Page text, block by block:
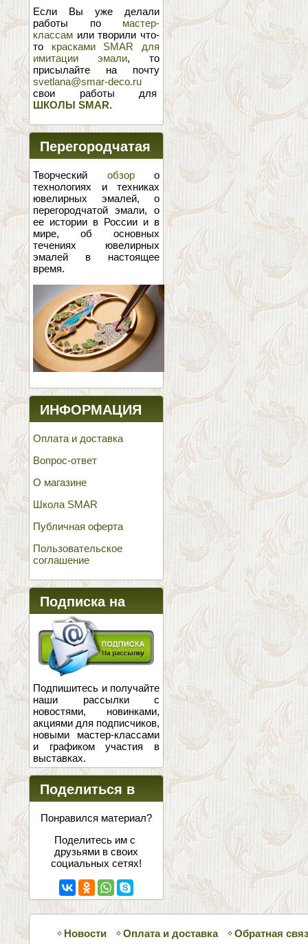
Если Вы уже делали
работы по мастер-
классам или творили что-
то красками SMAR для
имитации эмали, то
присылайте на почту
svetlana@smar-deco.ru
свои работы для
ШКОЛЫ SMAR.
Перегородчатая
эмаль
Творческий обзоро
технологиях и техниках
ювелирных эмалей, о
перегородчатой эмали, о
ее истории в России и в
мире, об основных
течениях ювелирных
эмалей в настоящее
время.
ИНФОРМАЦИЯ
Оплата и доставка
Вопрос-ответ
О магазине
Школа SMAR
Публичная оферта
Пользовательское
соглашение
Подписка на
новости
Подпишитесь и получайте
наши рассылки с
новостями, новинками,
акциями для подписчиков,
новыми мастер-классами
и графиком участия в
выставках.
Поделиться в
соцсетях
Понравился материал?
Поделитесь им с
друзьями в своих
социальных сетях!
Новости Оплата и доставка
Обратная